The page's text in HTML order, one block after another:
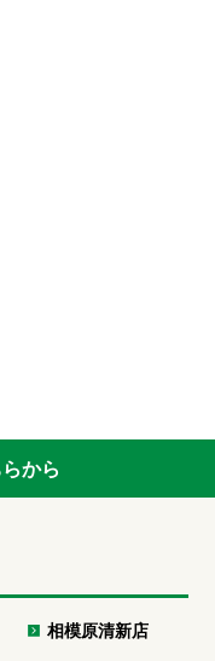
から
相模原清新店